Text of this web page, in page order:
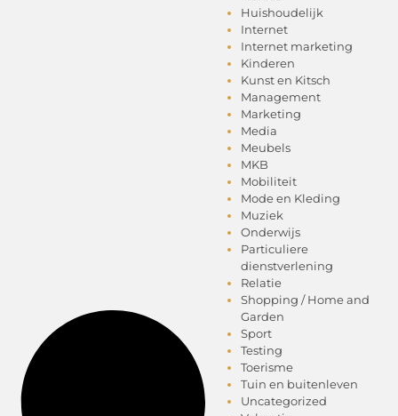
Huishoudelijk
Internet
Internet marketing
Kinderen
Kunst en Kitsch
Management
Marketing
Media
Meubels
MKB
Mobiliteit
Mode en Kleding
Muziek
Onderwijs
Particuliere
dienstverlening
Relatie
Shopping / Home and
Garden
Sport
Testing
Toerisme
Tuin en buitenleven
Uncategorized